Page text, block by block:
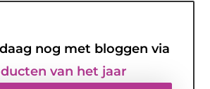
nog met bloggen via
van het jaar